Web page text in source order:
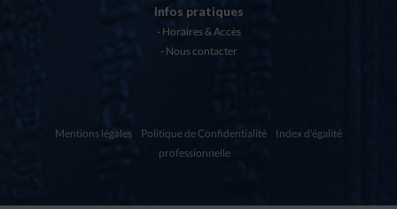
Infos pratiques
Horaires & Accès
Nous contacter
Mentions légales Politique de Confidentialité
Index d'égalité
professionnelle